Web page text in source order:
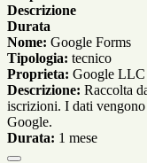
Descrizione
Durata
Nome: Google Forms
Tipologia: tecnico
Proprieta: Google LLC
Descrizione: Raccolta
iscrizioni. I dati
Google.
Durata: 1 mese